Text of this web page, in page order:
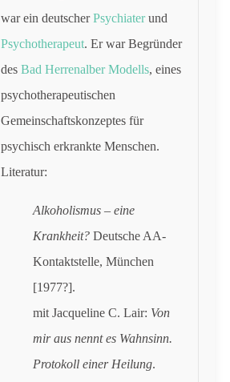
war ein deutscherPsychiaterund
Psychotherapeut. Er war Begründer
desBad Herrenalber Modells, eines
psychotherapeutischen
Gemeinschaftskonzeptes für
psychisch erkrankte Menschen.
Literatur:
Alkoholismus – eine
Krankheit? Deutsche AA-
Kontaktstelle, München
[1977?].
mit Jacqueline C. Lair: Von
mir aus nennt es Wahnsinn.
Protokoll einer Heilung.